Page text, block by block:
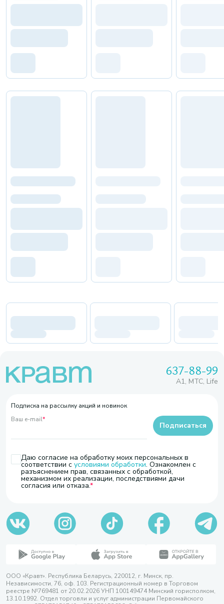
637-88-99
A1, МТС, Life
Подписка на рассылку акций и новинок
Ваш e-mail*
Даю согласие на обработку моих персональных в
соответствии с условиями обработки. Ознакомлен с
разъяснением прав, связанных с обработкой,
механизмом их реализации, последствиями дачи
согласия или отказа.
Подписаться
ООО «Кравт». Республика Беларусь, 220012, г. Минск, пр.
Независимости, 76, оф. 103. Регистрационный номер в Торговом
реестре №769481 от 20.02.2026 УНП 100149474 Минский горисполком,
13.10.1992. Отдел торговли и услуг администрации Первомайского